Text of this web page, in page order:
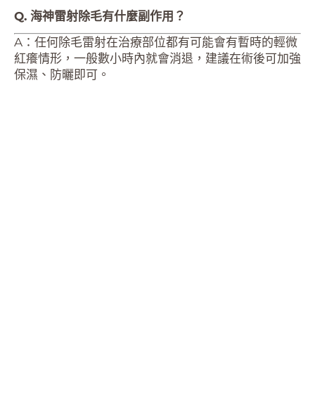
Q. 海神雷射除毛有什麼副作用？
A：任何除毛雷射在治療部位都有可能會有暫時的輕微
紅癢情形，一般數小時內就會消退，建議在術後可加強
保濕、防曬即可。